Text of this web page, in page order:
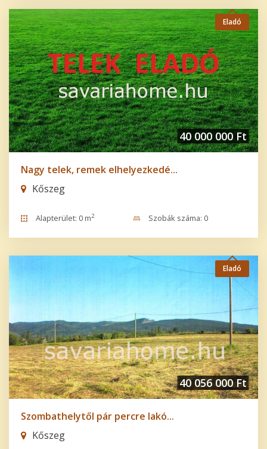
Eladó
40 000 000 Ft
Nagy telek, remek elhelyezkedé...
Kőszeg
Alapterület: 0 m2 Szobák száma: 0
Eladó
40 056 000 Ft
Szombathelytől pár percre lakó...
Kőszeg